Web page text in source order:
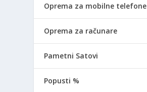
Oprema za mobilne telefone
Oprema za računare
Pametni Satovi
Popusti %